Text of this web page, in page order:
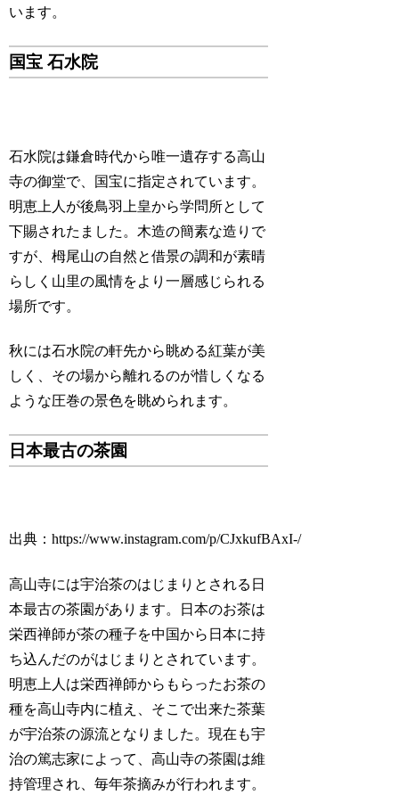
います。
国宝 石水院
石水院は鎌倉時代から唯一遺存する高山
寺の御堂で、国宝に指定されています。
明恵上人が後鳥羽上皇から学問所として
下賜されたました。木造の簡素な造りで
すが、栂尾山の自然と借景の調和が素晴
らしく山里の風情をより一層感じられる
場所です。
秋には石水院の軒先から眺める紅葉が美
しく、その場から離れるのが惜しくなる
ような圧巻の景色を眺められます。
日本最古の茶園
出典：https://www.instagram.com/p/CJxkufBAxI-/
高山寺には宇治茶のはじまりとされる日
本最古の茶園があります。日本のお茶は
栄西禅師が茶の種子を中国から日本に持
ち込んだのがはじまりとされています。
明恵上人は栄西禅師からもらったお茶の
種を高山寺内に植え、そこで出来た茶葉
が宇治茶の源流となりました。現在も宇
治の篤志家によって、高山寺の茶園は維
持管理され、毎年茶摘みが行われます。